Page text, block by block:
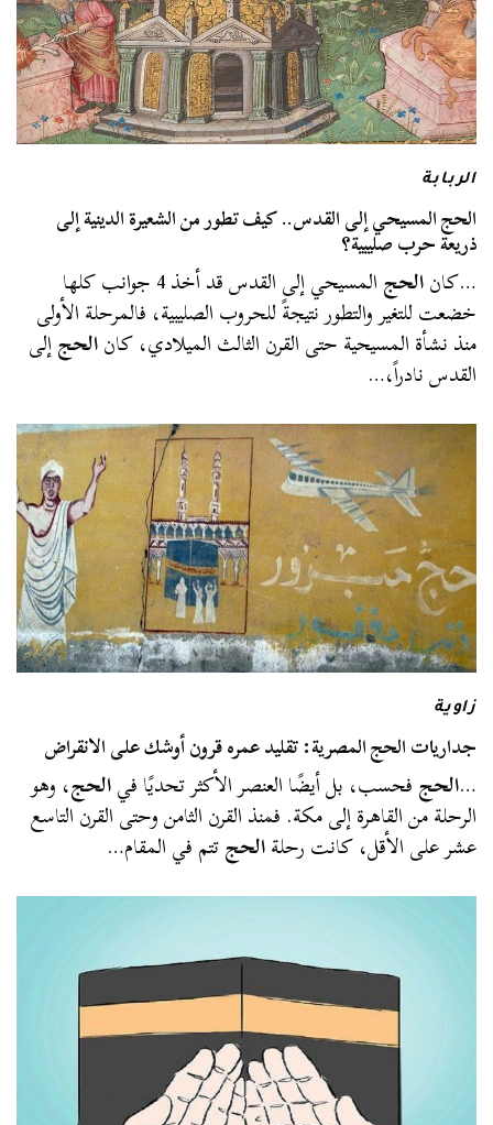
الربابة
الحج المسيحي إلى القدس.. كيف تطور من الشعيرة الدينية إلى
ذريعة حرب صليبية؟
…كانالحج المسيحي إلى القدس قد أخذ 4 جوانب كلها
خضعت للتغير والتطور نتيجةً للحروب الصليبية، فالمرحلة الأولى
منذ نشأة المسيحية حتى القرن الثالث الميلادي، كانالحجإلى
القدس نادراً،…
زاوية
جداريات الحج المصرية: تقليد عمره قرون أوشك على الانقراض
…الحجفحسب، بل أيضًا العنصر الأكثر تحديًا فيالحج، وهو
الرحلة من القاهرة إلى مكة. فمنذ القرن الثامن وحتى القرن التاسع
عشر على الأقل، كانت رحلةالحجتتم في المقام…